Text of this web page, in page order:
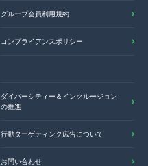
グループ会員利用規約
コンプライアンスポリシー
ダイバーシティー＆インクルージョン
の推進
行動ターゲティング広告について
お問い合わせ